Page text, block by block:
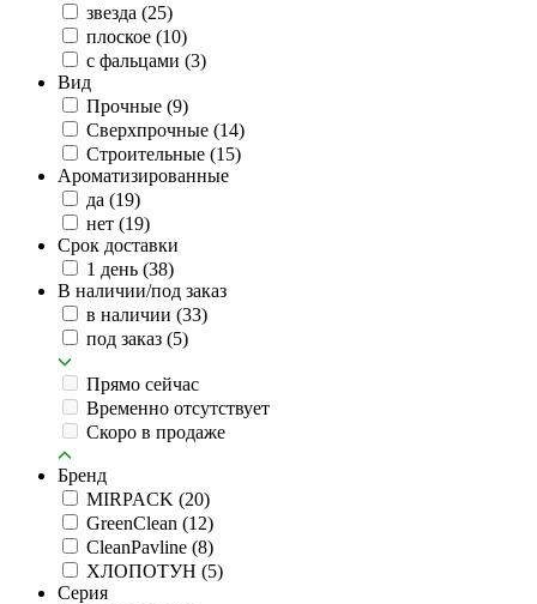
звезда (25)
плоское (10)
с фальцами (3)
Вид
Прочные (9)
Сверхпрочные (14)
Строительные (15)
Ароматизированные
да (19)
нет (19)
Срок доставки
1 день (38)
В наличии/под заказ
в наличии (33)
под заказ (5)
Прямо сейчас
Временно отсутствует
Скоро в продаже
Бренд
MIRPACK (20)
GreenClean (12)
CleanPavline (8)
ХЛОПОТУН (5)
Серия